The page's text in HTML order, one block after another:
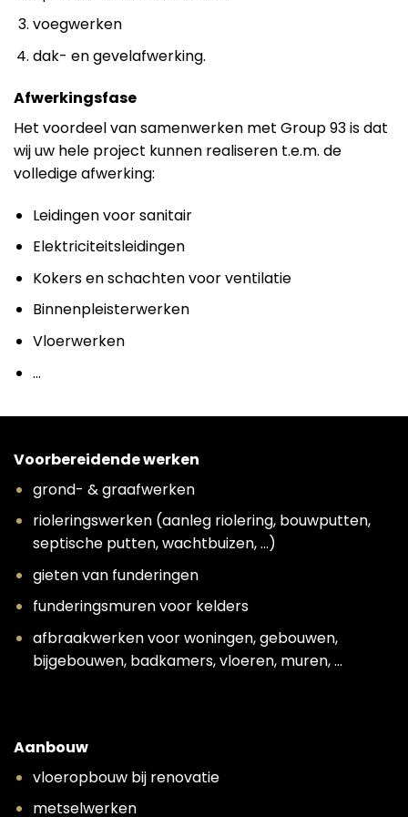
voegwerken
dak- en gevelafwerking.
Afwerkingsfase
Het voordeel van samenwerken met Group 93 is dat
wij uw hele project kunnen realiseren t.e.m. de
volledige afwerking:
Leidingen voor sanitair
Elektriciteitsleidingen
Kokers en schachten voor ventilatie
Binnenpleisterwerken
Vloerwerken
…
Voorbereidende werken
grond- & graafwerken
rioleringswerken (aanleg riolering, bouwputten,
septische putten, wachtbuizen, …)
gieten van funderingen
funderingsmuren voor kelders
afbraakwerken voor woningen, gebouwen,
bijgebouwen, badkamers, vloeren, muren, …
Aanbouw
vloeropbouw bij renovatie
metselwerken